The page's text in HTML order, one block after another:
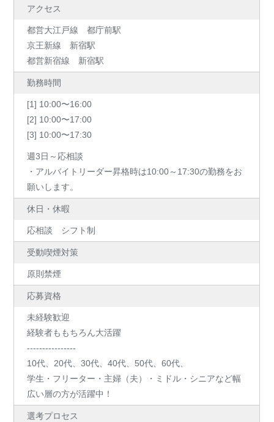
アクセス
都営大江戸線 都庁前駅
京王新線 新宿駅
都営新宿線 新宿駅
勤務時間
[1] 10:00〜16:00
[2] 10:00〜17:00
[3] 10:00〜17:30
週3日～応相談
・アルバイトリーダー昇格時は10:00～17:30の勤務をお
願いします。
休日・休暇
応相談 シフト制
受動喫煙対策
原則禁煙
応募資格
未経験歓迎
経験者ももちろん大活躍
----------------
10代、20代、30代、40代、50代、60代、
学生・フリーター・主婦（夫）・ミドル・シニアなど幅
広い層の方が活躍中！
選考プロセス